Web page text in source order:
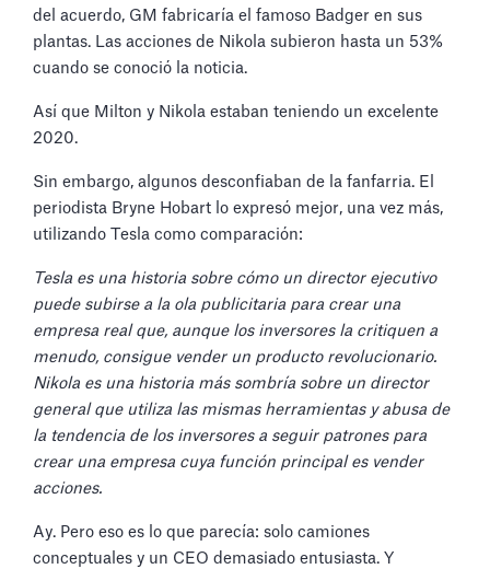
del acuerdo, GM fabricaría el famoso Badger en sus
plantas. Las acciones de Nikola subieron hasta un 53%
cuando se conoció la noticia.
Así que Milton y Nikola estaban teniendo un excelente
2020.
Sin embargo, algunos desconfiaban de la fanfarria. El
periodista Bryne Hobart lo expresó mejor, una vez más,
utilizando Tesla como comparación:
Tesla es una historia sobre cómo un director ejecutivo
puede subirse a la ola publicitaria para crear una
empresa real que, aunque los inversores la critiquen a
menudo, consigue vender un producto revolucionario.
Nikola es una historia más sombría sobre un director
general que utiliza las mismas herramientas y abusa de
la tendencia de los inversores a seguir patrones para
crear una empresa cuya función principal es vender
acciones.
Ay. Pero eso es lo que parecía: solo camiones
conceptuales y un CEO demasiado entusiasta. Y